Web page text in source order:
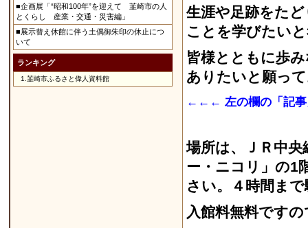
■企画展「“昭和100年”を迎えて 韮崎市の人
とくらし 産業・交通・災害編」
■展示替え休館に伴う土偶御朱印の休止につ
いて
ランキング
1. 韮崎市ふるさと偉人資料館
生涯や足跡をた
ことを学びたい
皆様とともに歩
ありたいと願っ
←←← 左の欄の「記事
場所は、ＪＲ中
ー・ニコリ」の1
さい。４時間ま
入館料無料です